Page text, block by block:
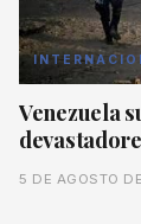
Venezuela
5 DE AGOSTO